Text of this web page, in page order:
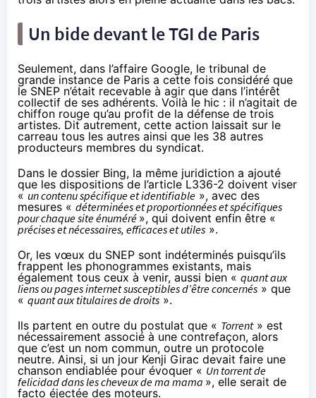
Un bide devant le TGI de Paris
Seulement, dans l’affaire Google, le tribunal de
grande instance de Paris a cette fois considéré que
le SNEP n’était recevable à agir que dans l’intérêt
collectif de ses adhérents. Voilà le hic : il n’agitait de
chiffon rouge qu’au profit de la défense de trois
artistes. Dit autrement, cette action laissait sur le
carreau tous les autres ainsi que les 38 autres
producteurs membres du syndicat.
Dans le dossier Bing, la même juridiction a ajouté
que les dispositions de l’article L336-2 doivent viser
« un contenu spécifique et identifiable », avec des
mesures « déterminées et proportionnées et spécifiques
pour chaque site énuméré », qui doivent enfin être «
précises et nécessaires, efficaces et utiles ».
Or, les vœux du SNEP sont indéterminés puisqu’ils
frappent les phonogrammes existants, mais
également tous ceux à venir, aussi bien « quant aux
liens ou pages internet susceptibles d’être concernés » que
« quant aux titulaires de droits ».
Ils partent en outre du postulat que « Torrent» est
nécessairement associé à une contrefaçon, alors
que c’est un nom commun, outre un protocole
neutre. Ainsi, si un jour Kenji Girac devait faire une
chanson endiablée pour évoquer « Un torrent de
felicidad dans les cheveux de ma mama », elle serait de
facto éjectée des moteurs.